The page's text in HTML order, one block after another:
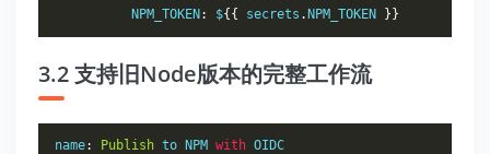
          NPM_TOKEN
: ${{ secrets .NPM_TOKEN }}
3.2 支持旧Node版本的完整工作流
name: Publish to NPM with OIDC